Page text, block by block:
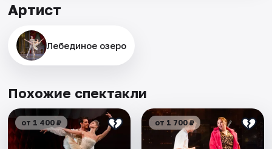
Артист
Лебединое озеро
Похожие спектакли
от 1 400 ₽ от 1 700 ₽